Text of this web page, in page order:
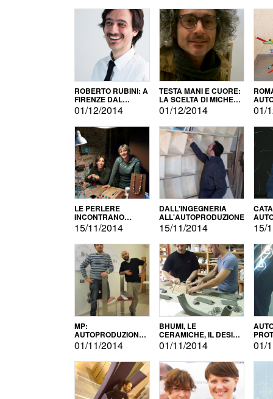
ROBERTO RUBINI: A
FIRENZE DAL
PRODOTTO ALLA
PROMOZIONE
01/12/2014
TESTA MANI E CUORE:
LA SCELTA DI MICHELE
BARBERIO
01/12/2014 01/
LE PERLERE
INCONTRANO
L'AUTOPRODUZIONE
15/11/2014
DALL'INGEGNERIA
ALL'AUTOPRODUZIONE
15/11/2014 15/
MP:
AUTOPRODUZIONE
E INNOVAZIONE
01/11/2014
BHUMI, LE
CERAMICHE, IL DESIGN
E L'AUTOPRODUZIONE
01/11/2014 01/